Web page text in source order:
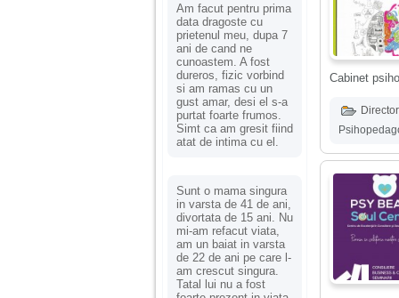
Am facut pentru prima
data dragoste cu
prietenul meu, dupa 7
ani de cand ne
cunoastem. A fost
dureros, fizic vorbind
si am ramas cu un
gust amar, desi el s-a
purtat foarte frumos.
Simt ca am gresit fiind
atat de intima cu el.
Sunt o mama singura
in varsta de 41 de ani,
divortata de 15 ani. Nu
mi-am refacut viata,
am un baiat in varsta
de 22 de ani pe care l-
am crescut singura.
Tatal lui nu a fost
Cabinet